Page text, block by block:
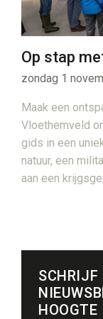
Op stap
zondag 1
Maak een
Vloethemveld
gids in een
natuur, een
aan een
SCHRIJF
HOOGTE